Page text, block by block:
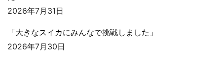
2026年7月31日
「大きなスイカにみんなで挑戦しました」
2026年7月30日